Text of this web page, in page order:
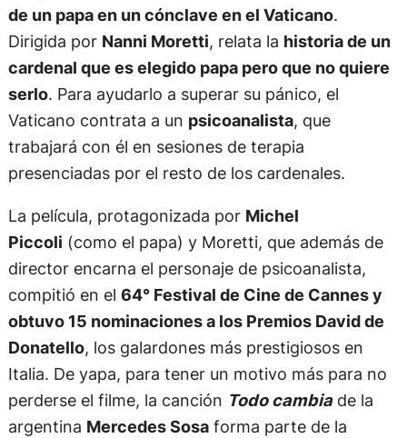
de un papa en un cónclave en el Vaticano.
Dirigida por Nanni Moretti, relata la historia de un
cardenal que es elegido papa pero que no quiere
serlo. Para ayudarlo a superar su pánico, el
Vaticano contrata a un psicoanalista, que
trabajará con él en sesiones de terapia
presenciadas por el resto de los cardenales.
La película, protagonizada por Michel
Piccoli (como el papa) y Moretti, que además de
director encarna el personaje de psicoanalista,
compitió en el 64° Festival de Cine de Cannes y
obtuvo 15 nominaciones a los Premios David de
Donatello, los galardones más prestigiosos en
Italia. De yapa, para tener un motivo más para no
perderse el filme, la canción Todo cambiade la
argentina Mercedes Sosaforma parte de la